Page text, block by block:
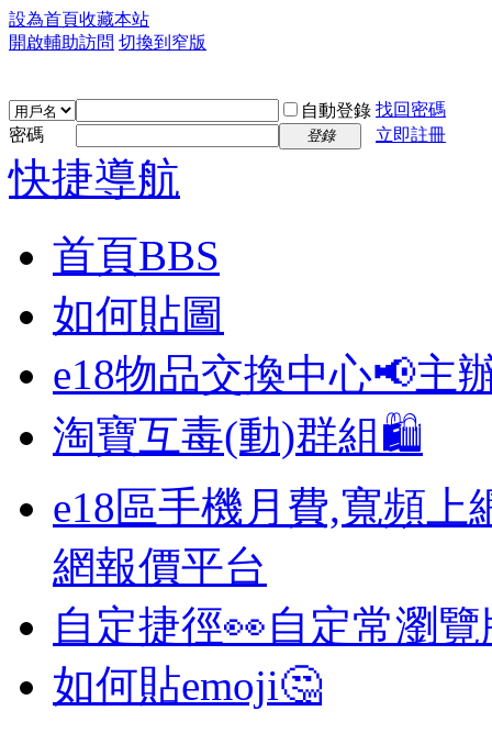
設為首頁收藏本站
開啟輔助訪問 切換到窄版
自動登錄 找回密碼
密碼
登錄 立即註冊
快捷導航
首頁BBS
如何貼圖
e18物品交換中心📢主
淘寶互毒(動)群組🛍️
e18區手機月費,寬頻上
網報價平台
自定捷徑👀自定常瀏
如何貼emoji🤔